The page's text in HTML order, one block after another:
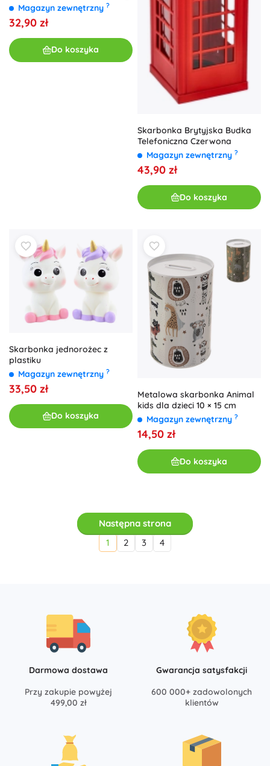
Magazyn zewnętrzny ?
32,90 zł
Do koszyka
Skarbonka Brytyjska Budka
Telefoniczna Czerwona
Magazyn zewnętrzny ?
43,90 zł
Do koszyka
Skarbonka jednorożec z
plastiku
Magazyn zewnętrzny ?
33,50 zł
Do koszyka
Metalowa skarbonka Animal
kids dla dzieci 10 × 15 cm
Magazyn zewnętrzny ?
14,50 zł
Do koszyka
Następna strona
1
2 3 4
Darmowa dostawa
Przy zakupie powyżej
499,00 zł
Gwarancja satysfakcji
600 000+ zadowolonych
klientów